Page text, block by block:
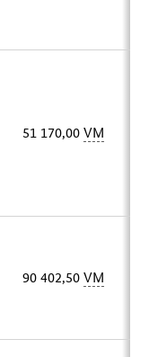
51 170,00VM
90 402,50VM